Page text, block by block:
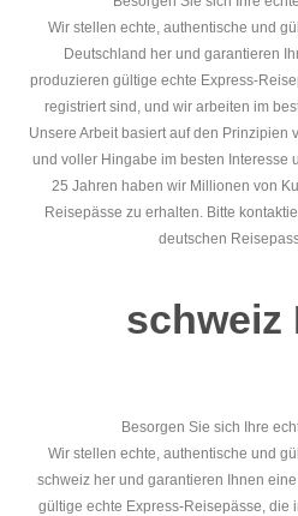
Wir stellen echte, authentische und
Deutschland her und garantieren
produzieren gültige echte Express-
registriert sind, und wir arbeiten im
Unsere Arbeit basiert auf den Prinzipien
und voller Hingabe im besten Interesse
25 Jahren haben wir Millionen von
Reisepässe zu erhalten. Bitte
deutschen
schweiz
Besorgen Sie sich Ihre
Wir stellen echte, authentische und
schweiz her und garantieren Ihnen
gültige echte Express-Reisepässe, die